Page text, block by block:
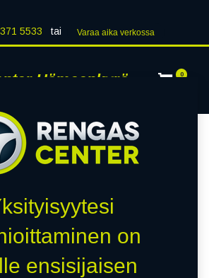
5533 tai Varaa aika verk​​​​ossa
Hämeenkyrö 0
on
ensisijaisen